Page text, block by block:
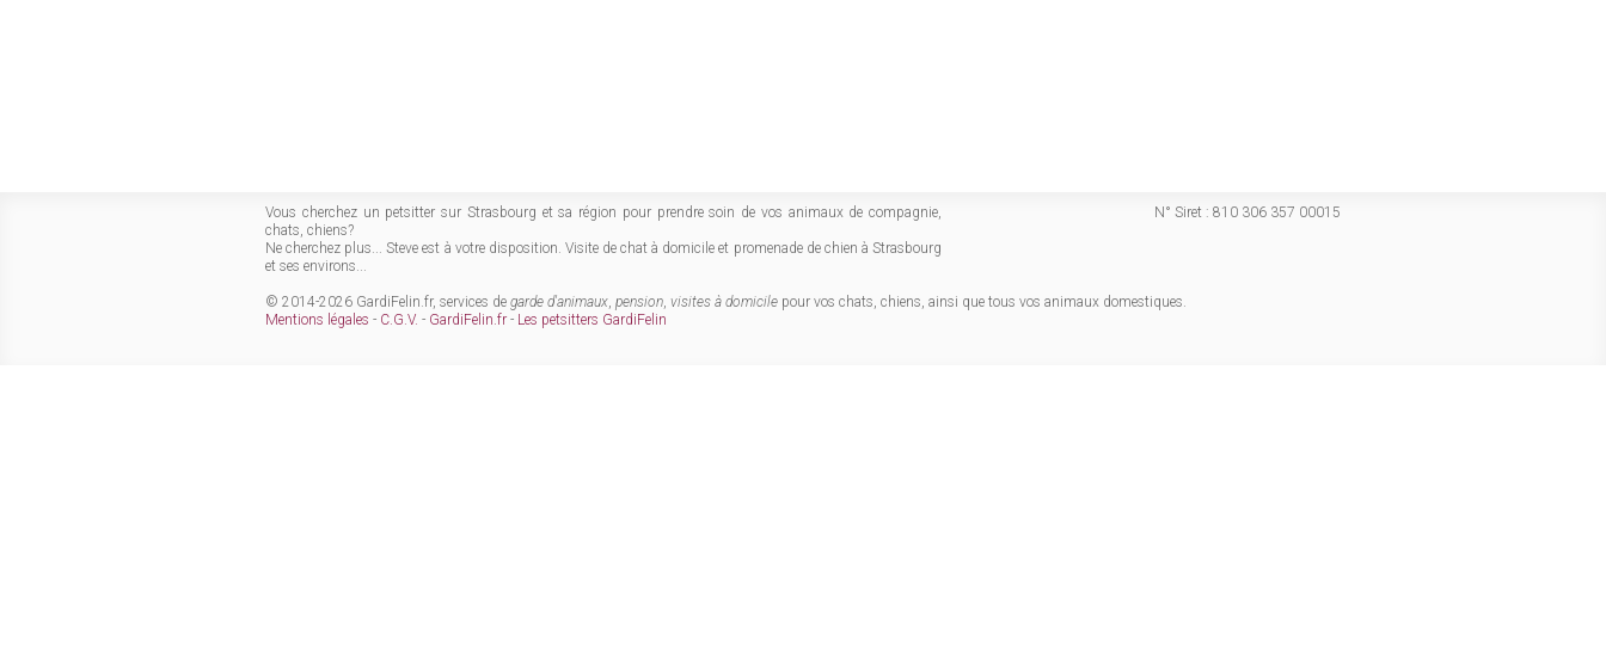
N° Siret : 810 306 357 00015
Vous cherchez un petsitter sur Strasbourg et sa région pour prendre soin de vos animaux de compagnie,
chats, chiens?
Ne cherchez plus... Steve est à votre disposition. Visite de chat à domicile et promenade de chien à Strasbourg
et ses environs...
© 2014-2026 GardiFelin.fr, services de garde d'animaux, pension, visites à domicile pour vos chats, chiens, ainsi que tous vos animaux domestiques.
Mentions légales - C.G.V. - GardiFelin.fr - Les petsitters GardiFelin